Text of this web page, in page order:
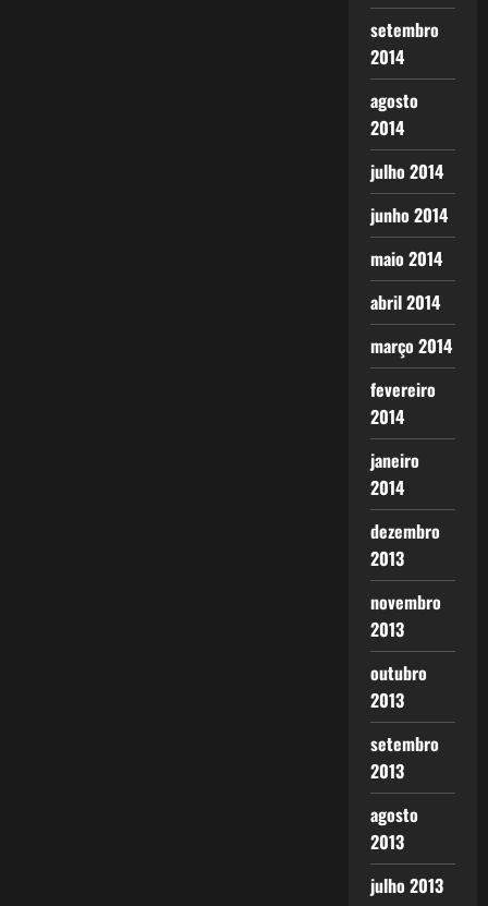
setembro
2014
agosto
2014
julho 2014
junho 2014
maio 2014
abril 2014
março 2014
fevereiro
2014
janeiro
2014
dezembro
2013
novembro
2013
outubro
2013
setembro
2013
agosto
2013
julho 2013